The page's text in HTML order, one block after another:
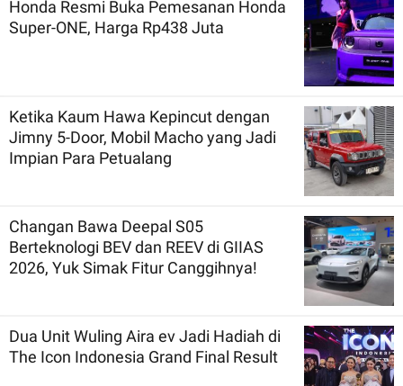
Honda Resmi Buka Pemesanan Honda
Super-ONE, Harga Rp438 Juta
Ketika Kaum Hawa Kepincut dengan
Jimny 5-Door, Mobil Macho yang Jadi
Impian Para Petualang
Changan Bawa Deepal S05
Berteknologi BEV dan REEV di GIIAS
2026, Yuk Simak Fitur Canggihnya!
Dua Unit Wuling Aira ev Jadi Hadiah di
The Icon Indonesia Grand Final Result